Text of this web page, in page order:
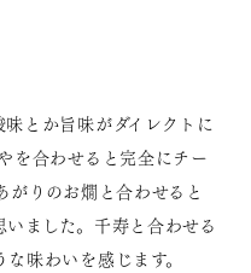
とか旨味がダイレクトに
を合わせると完全にチー
がりのお燗と合わせると
ました。千寿と合わせる
味わいを感じます。